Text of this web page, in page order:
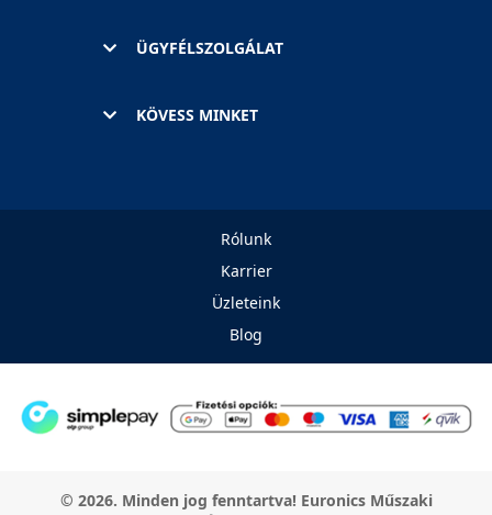
ÜGYFÉLSZOLGÁLAT
KÖVESS MINKET
Rólunk
Karrier
Üzleteink
Blog
© 2026. Minden jog fenntartva! Euronics Műszaki